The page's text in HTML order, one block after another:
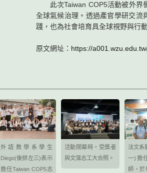
此次Taiwan COP5活動被外界
全球氣候治理。透過產官學研交流
踐，也為社會培育具全球視野與行
原文網址： https://
外語教學系學生
Diego(後排左三)表示
擔任Taiwan COP5志
活動閉幕時，受獎者
與文藻志工大合照。
法文系
一)擔
師，於